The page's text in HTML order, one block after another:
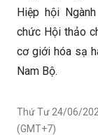
Hiệp hội
chức Hội thảo
cơ giới hóa sạ
Nam Bộ.
Thứ Tư 24/06/
(GMT+7)